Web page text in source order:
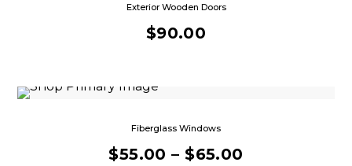
Exterior Wooden Doors
$90.00
Fiberglass Windows
$55.00 –$65.00